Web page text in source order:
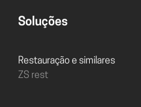
Soluções
Restauração e similares
ZS rest